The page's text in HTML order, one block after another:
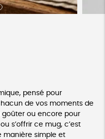
pensé pour
de vos moments de
ou encore pour
s’offrir ce mug, c’est
manière simple et